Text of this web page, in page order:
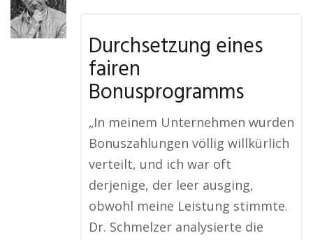
Durchsetzung eines
fairen
Bonusprogramms
„In meinem Unternehmen wurden
Bonuszahlungen völlig willkürlich
verteilt, und ich war oft
derjenige, der leer ausging,
obwohl meine Leistung stimmte.
Dr. Schmelzer analysierte die